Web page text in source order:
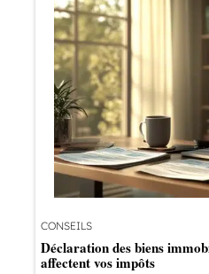
CONSEILS
Déclaration des biens
affectent vos impôts